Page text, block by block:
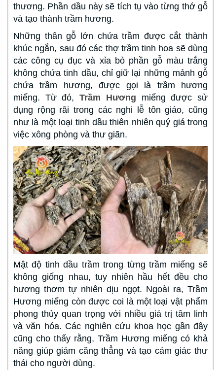
thương. Phần dầu này sẽ tích tụ vào từng thớ gỗ
và tạo thành trầm hương.
Những thân gỗ lớn chứa trầm được cắt thành
khúc ngắn, sau đó các thợ trầm tinh hoa sẽ dùng
các công cụ đục và xỉa bỏ phần gỗ màu trắng
không chứa tinh dầu, chỉ giữ lại những mảnh gỗ
chứa trầm hương, được gọi là trầm hương
miếng. Từ đó,Trầm Hương miếng được sử
dụng rộng rãi trong các nghi lễ tôn giáo, cũng
như là một loại tinh dầu thiên nhiên quý giá trong
việc xông phòng và thư giãn.
Mật độ tinh dầu trầm trong từng trầm miếng sẽ
không giống nhau, tuy nhiên hầu hết đều cho
hương thơm tự nhiên dịu ngọt. Ngoài ra, Trầm
Hương miếng còn được coi là một loại vật phẩm
phong thủy quan trọng với nhiều giá trị tâm linh
và văn hóa. Các nghiên cứu khoa học gần đây
cũng cho thấy rằng, Trầm Hương miếng có khả
năng giúp giảm căng thẳng và tạo cảm giác thư
thái cho người dùng.